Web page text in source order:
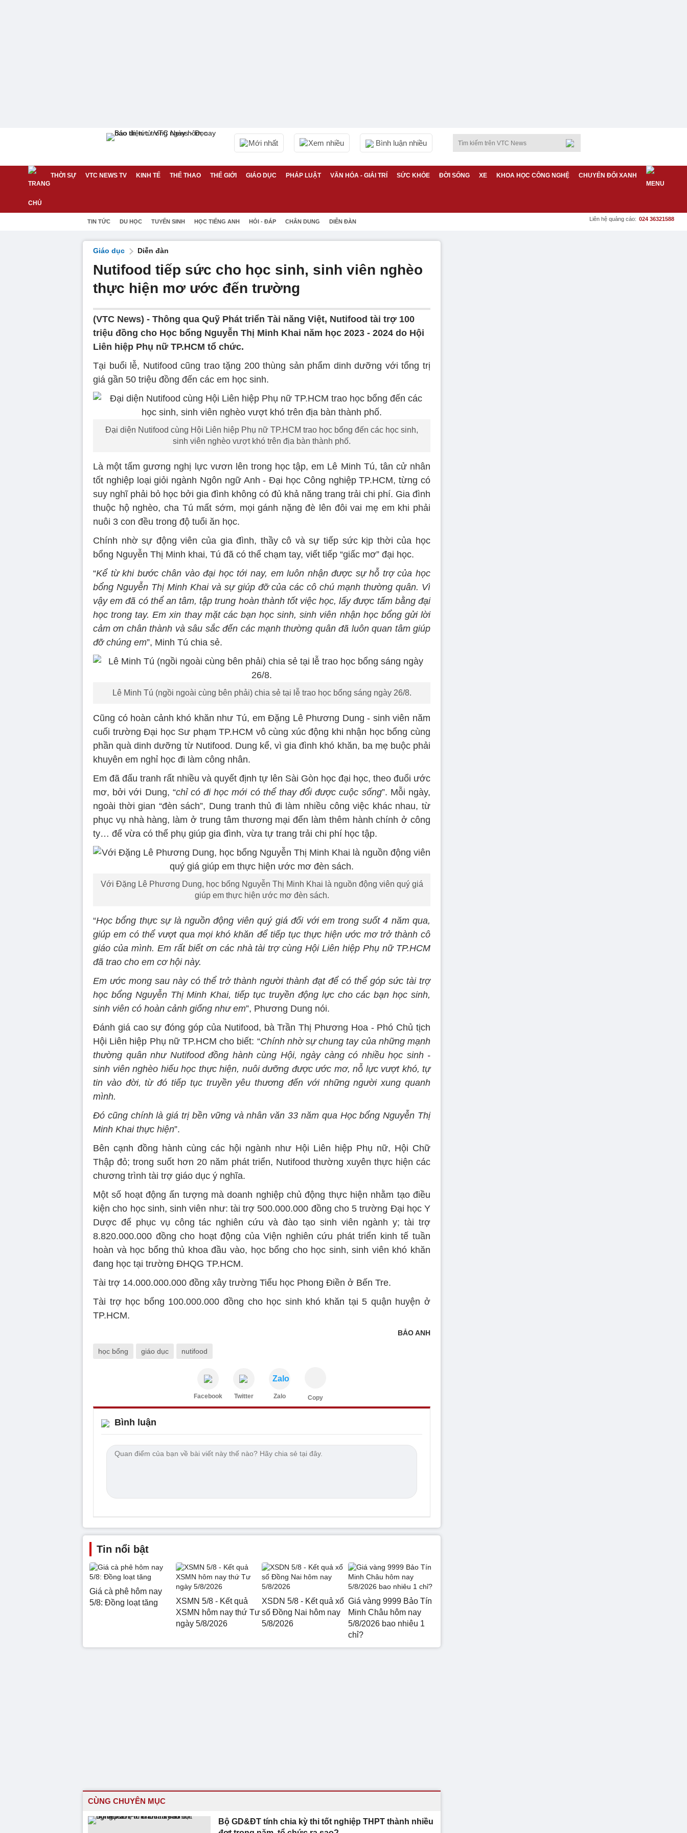
Mới nhất Xem nhiều Bình luận nhiều
THỜI SỰ VTC NEWS TV KINH TẾ THỂ THAO THẾ GIỚI GIÁO DỤC PHÁP LUẬT VĂN HÓA - GIẢI TRÍ SỨC KHỎE ĐỜI SỐNG XE KHOA HỌC CÔNG NGHỆ CHUYỂN ĐỔI XANH
TIN TỨC DU HỌC TUYỂN SINH HỌC TIẾNG ANH HỎI - ĐÁP CHÂN DUNG DIỄN ĐÀN Liên hệ quảng cáo: 024 36321588
Giáo dục Diễn đàn
Nutifood tiếp sức cho học sinh, sinh viên nghèo
thực hiện mơ ước đến trường
(VTC News) - Thông qua Quỹ Phát triển Tài năng Việt, Nutifood tài trợ 100
triệu đồng cho Học bổng Nguyễn Thị Minh Khai năm học 2023 - 2024 do Hội
Liên hiệp Phụ nữ TP.HCM tổ chức.
Tại buổi lễ, Nutifood cũng trao tặng 200 thùng sản phẩm dinh dưỡng với tổng trị
giá gần 50 triệu đồng đến các em học sinh.
Đại diện Nutifood cùng Hội Liên hiệp Phụ nữ TP.HCM trao học bổng đến các học sinh,
sinh viên nghèo vượt khó trên địa bàn thành phố.
Là một tấm gương nghị lực vươn lên trong học tập, em Lê Minh Tú, tân cử nhân
tốt nghiệp loại giỏi ngành Ngôn ngữ Anh - Đại học Công nghiệp TP.HCM, từng có
suy nghĩ phải bỏ học bởi gia đình không có đủ khả năng trang trải chi phí. Gia đình
thuộc hộ nghèo, cha Tú mất sớm, mọi gánh nặng đè lên đôi vai mẹ em khi phải
nuôi 3 con đều trong độ tuổi ăn học.
Chính nhờ sự động viên của gia đình, thầy cô và sự tiếp sức kịp thời của học
bổng Nguyễn Thị Minh khai, Tú đã có thể chạm tay, viết tiếp “giấc mơ” đại học.
“Kể từ khi bước chân vào đại học tới nay, em luôn nhận được sự hỗ trợ của học
bổng Nguyễn Thị Minh Khai và sự giúp đỡ của các cô chú mạnh thường quân. Vì
vậy em đã có thể an tâm, tập trung hoàn thành tốt việc học, lấy được tấm bằng đại
học trong tay. Em xin thay mặt các bạn học sinh, sinh viên nhận học bổng gửi lời
cảm ơn chân thành và sâu sắc đến các mạnh thường quân đã luôn quan tâm giúp
đỡ chúng em”, Minh Tú chia sẻ.
Lê Minh Tú (ngồi ngoài cùng bên phải) chia sẻ tại lễ trao học bổng sáng ngày 26/8.
Cũng có hoàn cảnh khó khăn như Tú, em Đặng Lê Phương Dung - sinh viên năm
cuối trường Đại học Sư phạm TP.HCM vô cùng xúc động khi nhận học bổng cùng
phần quà dinh dưỡng từ Nutifood. Dung kể, vì gia đình khó khăn, ba mẹ buộc phải
khuyên em nghỉ học đi làm công nhân.
Em đã đấu tranh rất nhiều và quyết định tự lên Sài Gòn học đại học, theo đuổi ước
mơ, bởi với Dung, “chỉ có đi học mới có thể thay đổi được cuộc sống”. Mỗi ngày,
ngoài thời gian “đèn sách”, Dung tranh thủ đi làm nhiều công việc khác nhau, từ
phục vụ nhà hàng, làm ở trung tâm thương mại đến làm thêm hành chính ở công
ty… để vừa có thể phụ giúp gia đình, vừa tự trang trải chi phí học tập.
Với Đặng Lê Phương Dung, học bổng Nguyễn Thị Minh Khai là nguồn động viên quý giá
giúp em thực hiện ước mơ đèn sách.
“Học bổng thực sự là nguồn động viên quý giá đối với em trong suốt 4 năm qua,
giúp em có thể vượt qua mọi khó khăn để tiếp tục thực hiện ước mơ trở thành cô
giáo của mình. Em rất biết ơn các nhà tài trợ cùng Hội Liên hiệp Phụ nữ TP.HCM
đã trao cho em cơ hội này.
Em ước mong sau này có thể trở thành người thành đạt để có thể góp sức tài trợ
học bổng Nguyễn Thị Minh Khai, tiếp tục truyền động lực cho các bạn học sinh,
sinh viên có hoàn cảnh giống như em”, Phương Dung nói.
Đánh giá cao sự đóng góp của Nutifood, bà Trần Thị Phương Hoa - Phó Chủ tịch
Hội Liên hiệp Phụ nữ TP.HCM cho biết: “Chính nhờ sự chung tay của những mạnh
thường quân như Nutifood đồng hành cùng Hội, ngày càng có nhiều học sinh -
sinh viên nghèo hiếu học thực hiện, nuôi dưỡng được ước mơ, nỗ lực vượt khó, tự
tin vào đời, từ đó tiếp tục truyền yêu thương đến với những người xung quanh
mình.
Đó cũng chính là giá trị bền vững và nhân văn 33 năm qua Học bổng Nguyễn Thị
Minh Khai thực hiện”.
Bên cạnh đồng hành cùng các hội ngành như Hội Liên hiệp Phụ nữ, Hội Chữ
Thập đỏ; trong suốt hơn 20 năm phát triển, Nutifood thường xuyên thực hiện các
chương trình tài trợ giáo dục ý nghĩa.
Một số hoạt động ấn tượng mà doanh nghiệp chủ động thực hiện nhằm tạo điều
kiện cho học sinh, sinh viên như: tài trợ 500.000.000 đồng cho 5 trường Đại học Y
Dược để phục vụ công tác nghiên cứu và đào tạo sinh viên ngành y; tài trợ
8.820.000.000 đồng cho hoạt động của Viện nghiên cứu phát triển kinh tế tuần
hoàn và học bổng thủ khoa đầu vào, học bổng cho học sinh, sinh viên khó khăn
đang học tại trường ĐHQG TP.HCM.
Tài trợ 14.000.000.000 đồng xây trường Tiểu học Phong Điền ở Bến Tre.
Tài trợ học bổng 100.000.000 đồng cho học sinh khó khăn tại 5 quận huyện ở
TP.HCM.
BẢO ANH
học bổng giáo dục nutifood
Facebook Twitter
Zalo
Zalo Copy
Bình luận
Tin nổi bật
Giá cà phê hôm nay
5/8: Đồng loạt tăng
XSMN 5/8 - Kết quả
XSMN hôm nay thứ Tư
ngày 5/8/2026
XSDN 5/8 - Kết quả xổ
số Đồng Nai hôm nay
5/8/2026
Giá vàng 9999 Bảo Tín
Minh Châu hôm nay
5/8/2026 bao nhiêu 1
chỉ?
CÙNG CHUYÊN MỤC
Bộ GD&ĐT tính chia kỳ thi tốt nghiệp THPT thành nhiều